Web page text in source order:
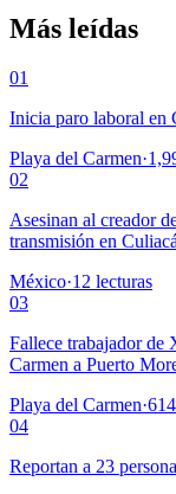
Más leídas
01
Inicia paro laboral en
Playa del Carmen·
02
Asesinan al creador
transmisión en
México·12 lecturas
03
Fallece trabajador de
Carmen a Puerto
Playa del Carmen·614
04
Reportan a 23